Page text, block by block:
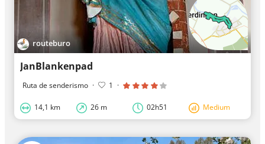
routeburo
JanBlankenpad
Ruta de senderismo · 1 ·
14,1 km 26 m 02h51 Medium